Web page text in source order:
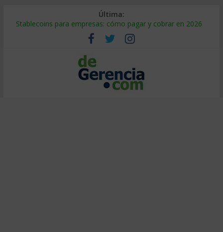
Última:
Stablecoins para empresas: cómo pagar y cobrar en 2026
Despido silencioso: qué es y por qué sale tan caro
IA en selección de personal: cómo auditarla a tiempo
Trabajo forzoso en la cadena de suministro: qué hacer
Mercado hispano de EE. UU.: cómo segmentarlo y venderle